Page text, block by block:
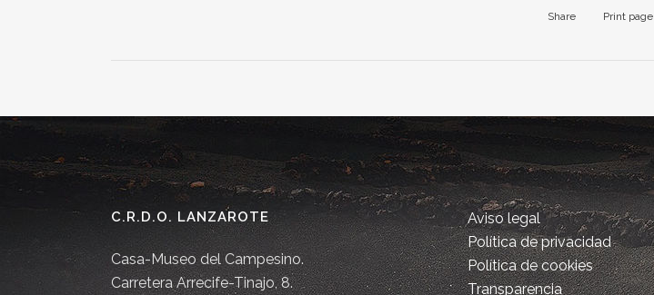
Share Print page
C.R.D.O. LANZAROTE
Casa-Museo del Campesino.
Carretera Arrecife-Tinajo, 8.
Aviso legal
Política de privacidad
Política de cookies
Transparencia